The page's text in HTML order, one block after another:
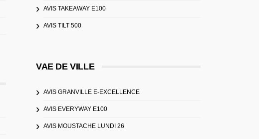
AVIS TAKEAWAY E100
AVIS TILT 500
VAE DE VILLE
AVIS GRANVILLE E-EXCELLENCE
AVIS EVERYWAY E100
AVIS MOUSTACHE LUNDI 26